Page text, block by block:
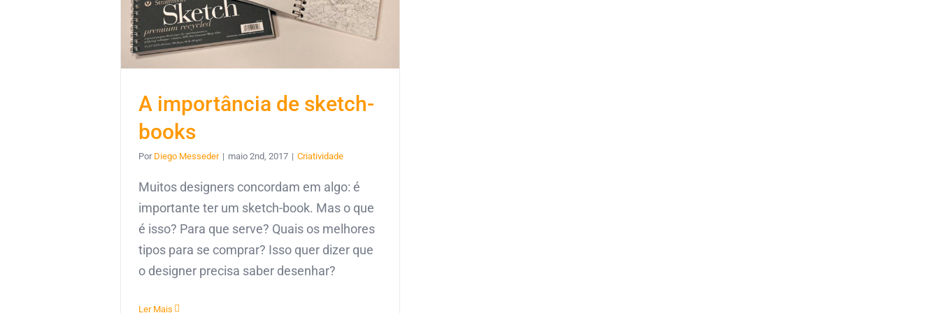
A importância de sketch-
books
Por Diego Messeder | maio 2nd, 2017 | Criatividade
Muitos designers concordam em algo: é
importante ter um sketch-book. Mas o que
é isso? Para que serve? Quais os melhores
tipos para se comprar? Isso quer dizer que
o designer precisa saber desenhar?
Ler Mais